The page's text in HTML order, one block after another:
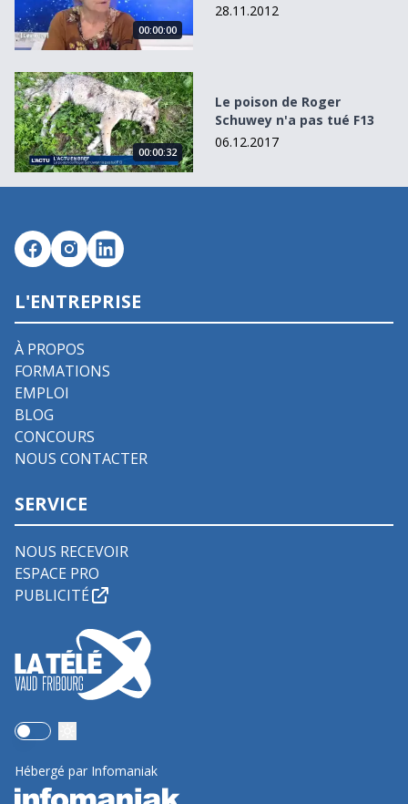
00:00:00
28.11.2012
Le poison de Roger Schuwey n&#039;a pas tué F13
00:00:32
Le poison de Roger
Schuwey n'a pas tué F13
06.12.2017
L'ENTREPRISE
À PROPOS
FORMATIONS
EMPLOI
BLOG
CONCOURS
NOUS CONTACTER
SERVICE
NOUS RECEVOIR
ESPACE PRO
PUBLICITÉ
Use setting
Hébergé par Infomaniak